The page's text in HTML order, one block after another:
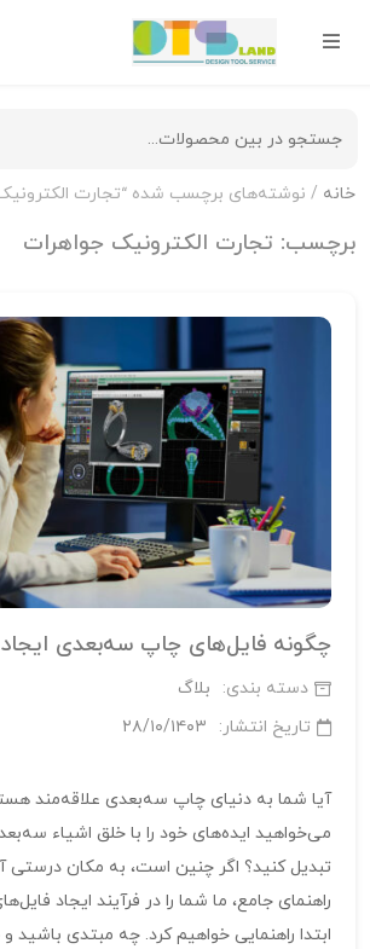
خانه / نوشته‌های برچسب شده “تجارت
برچسب: تجارت الکترونیک جواهرات
دسته بندی:
بلاگ
تاریخ انتشار:
۲۸/۱۰/۱۴۰۳
آیا شما به دنیای چاپ سه‌بعدی علاقه‌مند
می‌خواهید ایده‌های خود را با خلق اشیاء
تبدیل کنید؟ اگر چنین است، به مکان درستی
راهنمای جامع، ما شما را در فرآیند ایجاد
ابتدا راهنمایی خواهیم کرد. چه مبتدی باشید